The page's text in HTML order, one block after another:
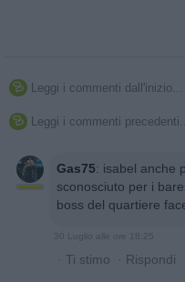
 Leggi i commenti dall'inizio...
 Leggi i commenti precedenti...
Gas75: isabel anche
sconosciuto per i
boss del quartiere
· Ti stimo · Rispondi